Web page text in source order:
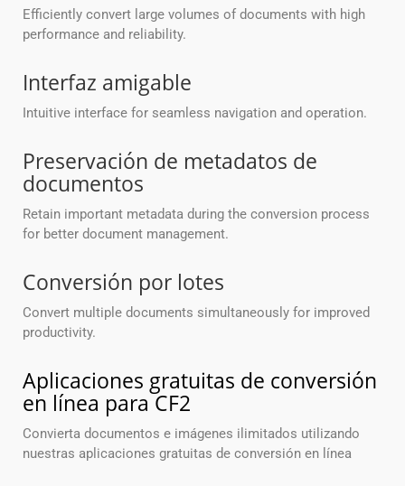
Efficiently convert large volumes of documents with high
performance and reliability.
Interfaz amigable
Intuitive interface for seamless navigation and operation.
Preservación de metadatos de
documentos
Retain important metadata during the conversion process
for better document management.
Conversión por lotes
Convert multiple documents simultaneously for improved
productivity.
Aplicaciones gratuitas de conversión
en línea para CF2
Convierta documentos e imágenes ilimitados utilizando
nuestras aplicaciones gratuitas de conversión en línea